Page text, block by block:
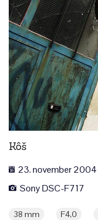
Miesta
Archív
Vyhľadávanie
Kôš
23. november 2004
Sony DSC-F717
38 mm F4,0